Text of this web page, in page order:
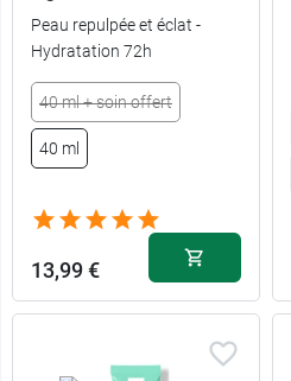
Peau repulpée et éclat -
Hydratation 72h
40 ml + soin offert
40 ml
13,99 €